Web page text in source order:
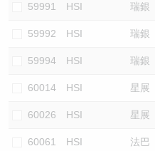
59991 HSI 瑞銀
59992 HSI 瑞銀
59994 HSI 瑞銀
60014 HSI 星展
60026 HSI 星展
60061 HSI 法巴